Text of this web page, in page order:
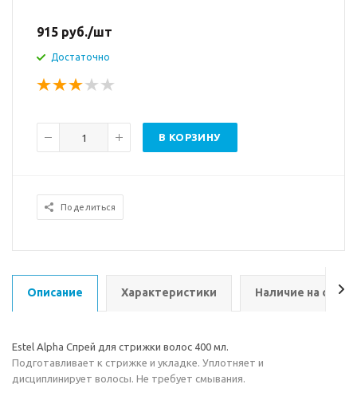
915 руб./шт
Достаточно
В КОРЗИНУ
Поделиться
Описание Характеристики Наличие на
Estel Alpha Спрей для стрижки волос 400 мл.
Подготавливает к стрижке и укладке. Уплотняет и
дисциплинирует волосы. Не требует смывания.